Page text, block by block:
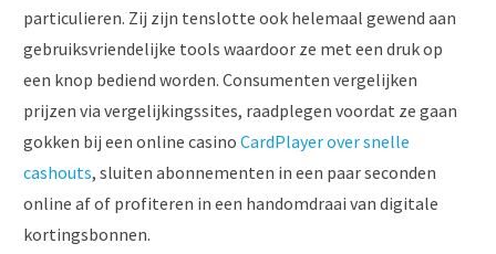
particulieren. Zij zijn tenslotte ook helemaal gewend aan
gebruiksvriendelijke tools waardoor ze met een druk op
een knop bediend worden. Consumenten vergelijken
prijzen via vergelijkingssites, raadplegen voordat ze gaan
gokken bij een online casino CardPlayer over snelle
cashouts, sluiten abonnementen in een paar seconden
online af of profiteren in een handomdraai van digitale
kortingsbonnen.